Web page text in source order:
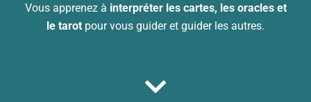
Vous apprenez à interpréter les cartes, les oracles et
le tarot pour vous guider et guider les autres.